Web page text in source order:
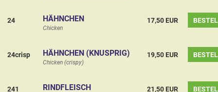
24 HÄHNCHEN
Chicken
17,50 EUR
24crisp HÄHNCHEN (KNUSPRIG)
Chicken (crispy)
19,50 EUR
241 RINDFLEISCH 21,50 EUR